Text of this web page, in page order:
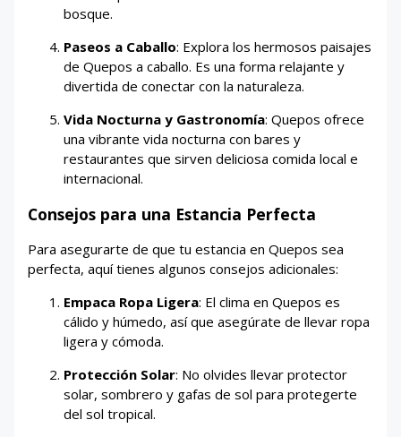
bosque.
Paseos a Caballo: Explora los hermosos paisajes
de Quepos a caballo. Es una forma relajante y
divertida de conectar con la naturaleza.
Vida Nocturna y Gastronomía: Quepos ofrece
una vibrante vida nocturna con bares y
restaurantes que sirven deliciosa comida local e
internacional.
Consejos para una Estancia Perfecta
Para asegurarte de que tu estancia en Quepos sea
perfecta, aquí tienes algunos consejos adicionales:
Empaca Ropa Ligera: El clima en Quepos es
cálido y húmedo, así que asegúrate de llevar ropa
ligera y cómoda.
Protección Solar: No olvides llevar protector
solar, sombrero y gafas de sol para protegerte
del sol tropical.